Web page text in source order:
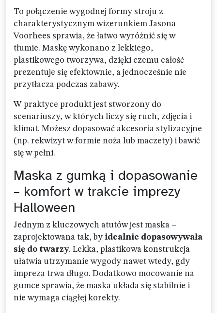
To połączenie wygodnej formy stroju z
charakterystycznym wizerunkiem Jasona
Voorhees sprawia, że łatwo wyróżnić się w
tłumie. Maskę wykonano z lekkiego,
plastikowego tworzywa, dzięki czemu całość
prezentuje się efektownie, a jednocześnie nie
przytłacza podczas zabawy.
W praktyce produkt jest stworzony do
scenariuszy, w których liczy się ruch, zdjęcia i
klimat. Możesz dopasować akcesoria stylizacyjne
(np. rekwizyt w formie noża lub maczety) i bawić
się w pełni.
Maska z gumką i dopasowanie
– komfort w trakcie imprezy
Halloween
Jednym z kluczowych atutów jest maska –
zaprojektowana tak, by idealnie dopasowywała
się do twarzy. Lekka, plastikowa konstrukcja
ułatwia utrzymanie wygody nawet wtedy, gdy
impreza trwa długo. Dodatkowo mocowanie na
gumce sprawia, że maska układa się stabilnie i
nie wymaga ciągłej korekty.